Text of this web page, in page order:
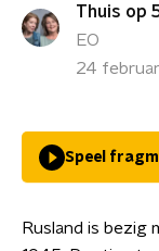
Thuis op
EO
24
Speel
Rusland is